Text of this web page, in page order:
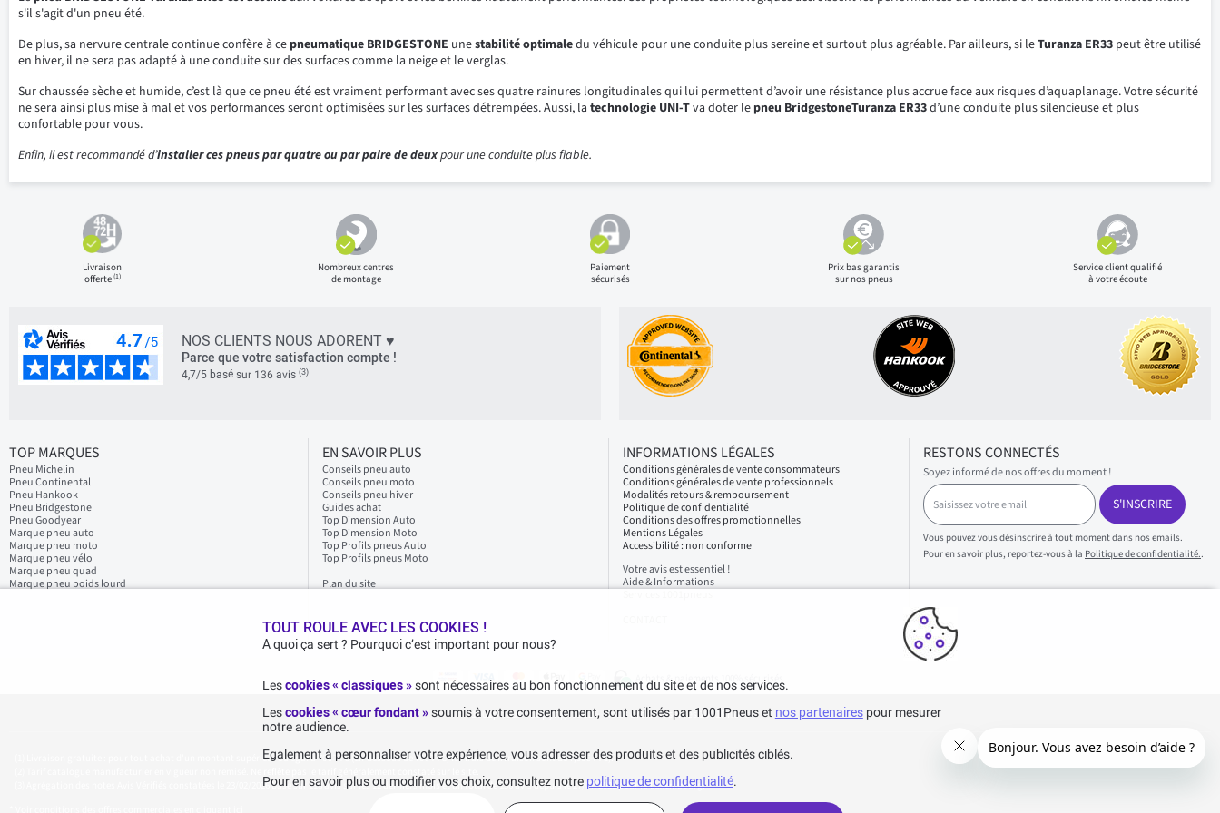
s'il s'agit d'un pneu été.
De plus, sa nervure centrale continue confère à ce pneumatique BRIDGESTONE unestabilité optimaledu véhicule pour une conduite plus sereine et surtout plus agréable. Par ailleurs, si leTuranza ER33 peut être utilisé
en hiver, il ne sera pas adapté à une conduite sur des surfaces comme la neige et le verglas.
Sur chaussée sèche et humide, c’est là que ce pneu été est vraiment performant avec ses quatre rainures longitudinales qui lui permettent d’avoir une résistance plus accrue face aux risques d’aquaplanage. Votre sécurité
ne sera ainsi plus mise à mal et vos performances seront optimisées sur les surfaces détrempées. Aussi, la technologie UNI-Tva doter le pneu BridgestoneTuranza ER33d’une conduite plus silencieuse et plus
confortable pour vous.
Enfin, il est recommandé d’installer ces pneus par quatre ou par paire de deuxpour une conduite plus fiable.
Livraison
offerte(1)
Nombreux centres
de montage
Paiement
sécurisés
Prix basgarantis
sur nos pneus
Service client qualifié
à votre écoute
NOS CLIENTS NOUS ADORENT ♥
Parce que votre satisfaction compte !
4,7/5 basé sur 136 avis (3)
TOP MARQUES
Pneu Michelin
Pneu Continental
Pneu Hankook
Pneu Bridgestone
Pneu Goodyear
Marque pneu auto
Marque pneu moto
Marque pneu vélo
Marque pneu quad
Marque pneu poids lourd
EN SAVOIR PLUS
Conseils pneu auto
Conseils pneu moto
Conseils pneu hiver
Guides achat
Top Dimension Auto
Top Dimension Moto
Top Profils pneus Auto
Top Profils pneus Moto
Plan du site
INFORMATIONS LÉGALES
Conditions générales de vente consommateurs
Conditions générales de vente professionnels
Modalités retours & remboursement
Politique de confidentialité
Conditions des offres promotionnelles
Mentions Légales
Accessibilité : non conforme
Votre avis est essentiel !
Aide & Informations
RESTONS CONNECTÉS
Soyez informé de nos offres du moment !
S
a
s
i
s
e
z
v
o
e
S'INSCRIRE
Vous pouvez vous désinscrire à tout moment dans nos emails.
Pour en savoir plus, reportez-vous à la Politique de confidentialité..
Achats & paiements 100% sécurisés
1001pneus - Copyright 2026 - Tous droits réservés 1001Pneus
Livraison gratuite : pour tout achat d'un montant supérieur ou égal à 70€ TTC (en-dessous de 70€ TTC, les frais de livraison sont de 7,90€ TTC).
Agrégation des notes Avis Vérifiés constatées le 23/02/2026 basé sur 118 avis sur les 12 derniers mois et un total de 136 avis depuis le 27/07/2022 pour la Luxembourg.
TOUT ROULE AVEC LES COOKIES !
A quoi ça sert ? Pourquoi c’est important pour nous?
Lescookies « classiques »sont nécessaires au bon fonctionnement du site et de nos services.
Lescookies « cœur fondant » soumis à votre consentement, sont utilisés par 1001Pneus et nos partenairespour mesurer
notre audience.
Egalement à personnaliser votre expérience, vous adresser des produits et des publicités ciblés.
Pour en savoir plus ou modifier vos choix, consultez notre politique de confidentialité.